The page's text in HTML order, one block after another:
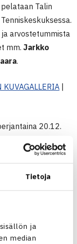
Tietoja
ja
median
Talin
ja arvostetummista
mm. Jarkko
.
20.12.